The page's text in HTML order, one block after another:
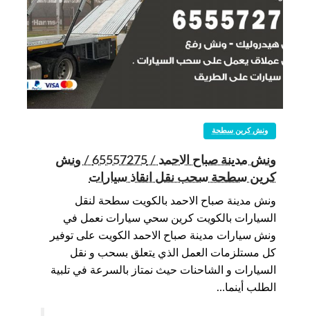
ونش كرين سطحة
ونش مدينة صباح الاحمد / 65557275 / ونش
كرين سطحة سحب نقل انقاذ سيارات
ونش مدينة صباح الاحمد بالكويت سطحة لنقل
السيارات بالكويت كرين سحي سيارات نعمل في
ونش سيارات مدينة صباح الاحمد الكويت على توفير
كل مستلزمات العمل الذي يتعلق بسحب و نقل
السيارات و الشاحنات حيث نمتاز بالسرعة في تلبية
الطلب أينما…